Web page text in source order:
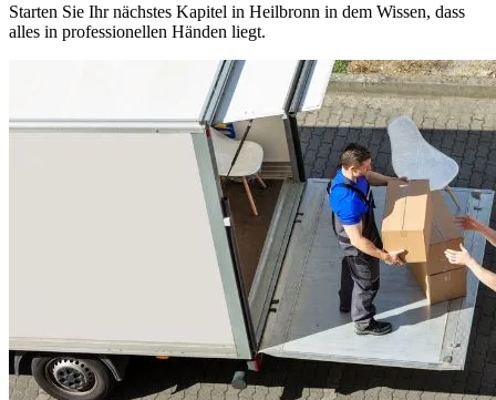
Starten Sie Ihr nächstes Kapitel in Heilbronn in dem Wissen, dass
alles in professionellen Händen liegt.